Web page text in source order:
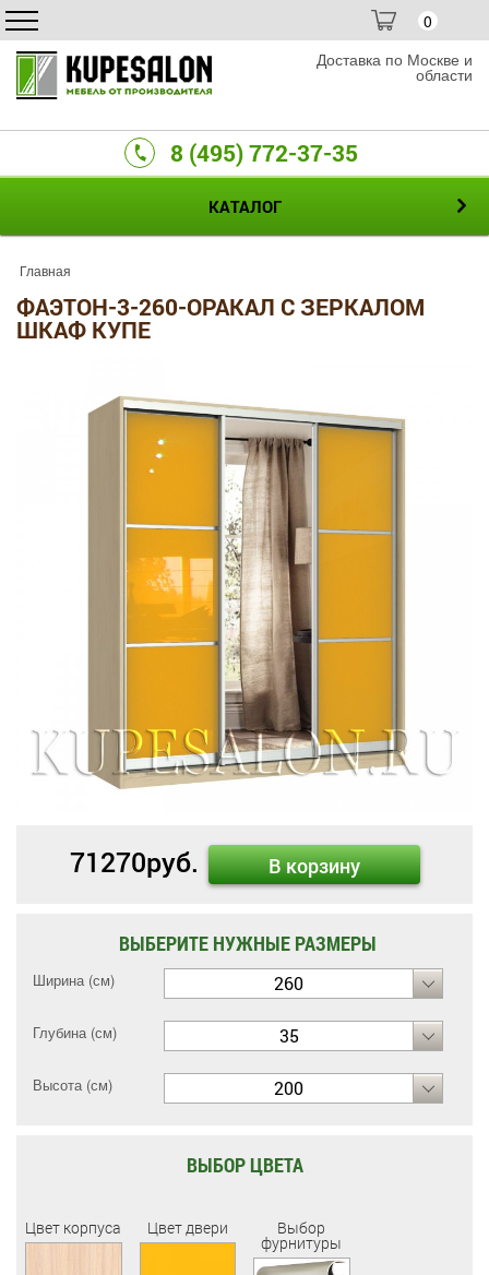
0
Доставка по Москве и
области
8 (495) 772-37-35
КАТАЛОГ
Главная
ФАЭТОН-3-260-ОРАКАЛ С ЗЕРКАЛОМ
ШКАФ КУПЕ
71270руб. В корзину
ВЫБЕРИТЕ НУЖНЫЕ РАЗМЕРЫ
Ширина (см) 260
Глубина (см) 35
Высота (см) 200
ВЫБОР ЦВЕТА
Цвет корпуса Цвет двери Выбор
фурнитуры